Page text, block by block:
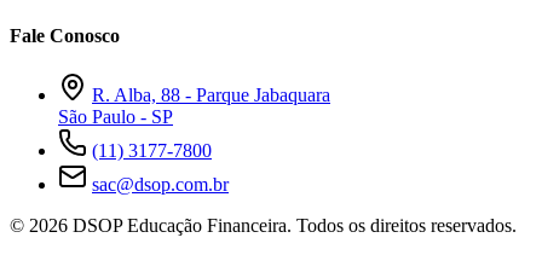
Fale Conosco
R. Alba, 88 - Parque Jabaquara
São Paulo - SP
(11) 3177-7800
sac@dsop.com.br
© 2026 DSOP Educação Financeira. Todos os direitos reservados.